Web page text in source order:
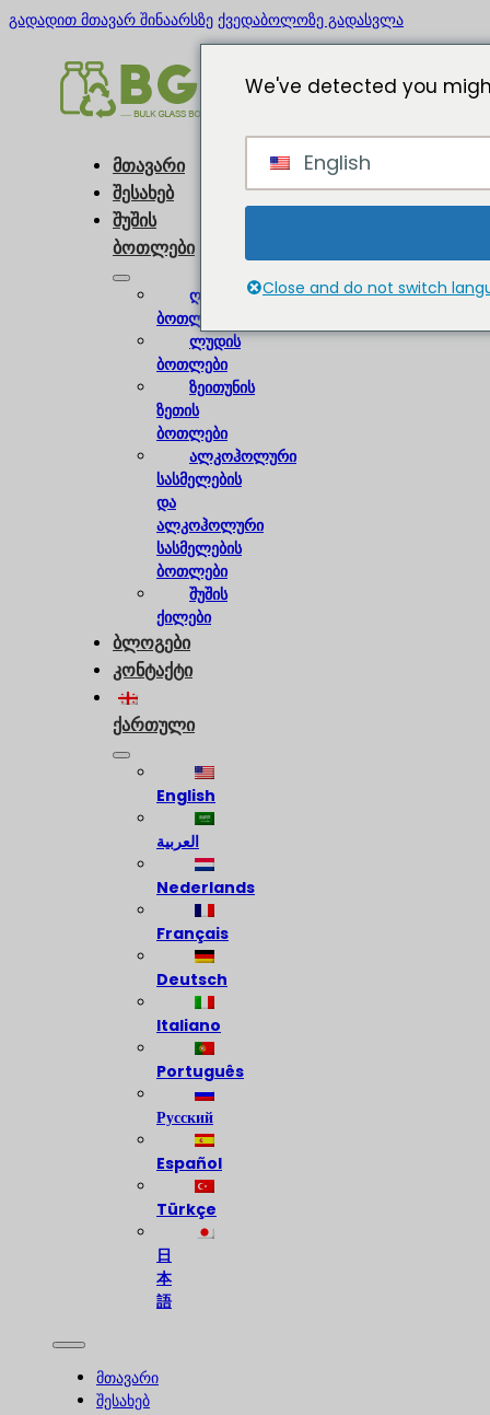
გადადით მთავარ შინაარსზე ქვედაბოლოზე გადასვლა
მთავარი
შესახებ
შუშის
ბოთლები
ღვინის
ბოთლები
ლუდის
ბოთლები
ზეითუნის
ზეთის
ბოთლები
ალკოჰოლური
სასმელების
და
ალკოჰოლური
სასმელების
ბოთლები
შუშის
ქილები
ბლოგები
კონტაქტი
ქართული
English
العربية
Nederlands
Français
Deutsch
Italiano
Português
Русский
Español
Türkçe
日
本
語
მთავარი
შესახებ
We've detected you
English
Close and do not switch